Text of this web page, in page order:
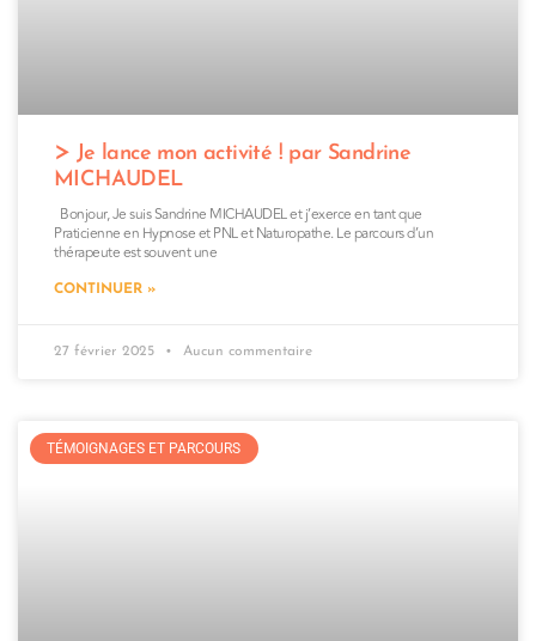
Je lance mon activité ! par Sandrine
MICHAUDEL
Bonjour, Je suis Sandrine MICHAUDEL et j’exerce en tant que
Praticienne en Hypnose et PNL et Naturopathe. Le parcours d’un
thérapeute est souvent une
CONTINUER »
27 février 2025 Aucun commentaire
TÉMOIGNAGES ET PARCOURS